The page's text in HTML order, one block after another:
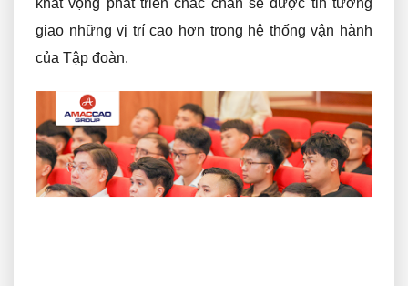
giao những vị trí cao hơn trong hệ thống vận hành
của Tập đoàn.